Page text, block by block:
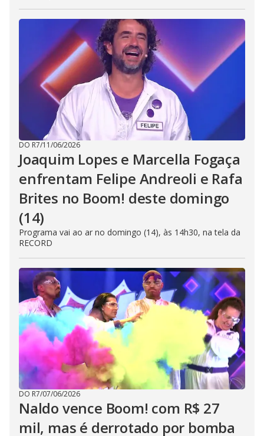
DO R7/11/06/2026
Joaquim Lopes e Marcella Fogaça
enfrentam Felipe Andreoli e Rafa
Brites no Boom! deste domingo
(14)
Programa vai ao ar no domingo (14), às 14h30, na tela da
RECORD
DO R7/07/06/2026
Naldo vence Boom! com R$ 27
mil, mas é derrotado por bomba